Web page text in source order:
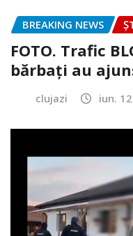
BREAKING NEWS
FOTO. Trafic
bărbați au
clujazi iun.